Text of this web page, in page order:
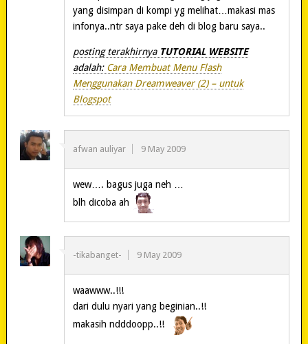
yang disimpan di kompi yg melihat…makasi mas
infonya..ntr saya pake deh di blog baru saya..
posting terakhirnya TUTORIAL WEBSITE
adalah: Cara Membuat Menu Flash
Menggunakan Dreamweaver (2) – untuk
Blogspot
afwan auliyar 9 May 2009
wew…. bagus juga neh …
blh dicoba ah
-tikabanget- 9 May 2009
waawww..!!!
dari dulu nyari yang beginian..!!
makasih ndddoopp..!!